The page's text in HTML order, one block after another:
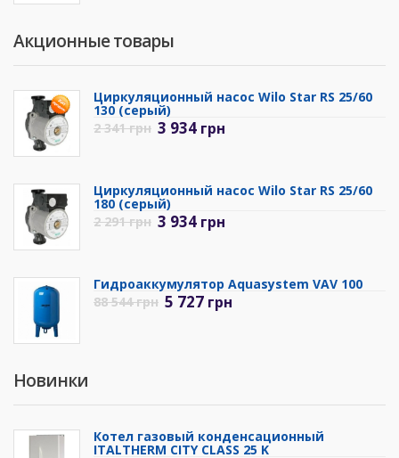
Акционные товары
Циркуляционный насос Wilo Star RS 25/60
130 (серый)
2 341грн 3 934 грн
Циркуляционный насос Wilo Star RS 25/60
180 (серый)
2 291грн 3 934 грн
Гидроаккумулятор Aquasystem VAV 100
88 544грн 5 727 грн
Новинки
Котел газовый конденсационный
ITALTHERM CITY CLASS 25 K